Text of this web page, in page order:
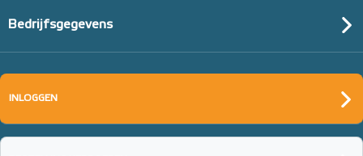
Bedrijfsgegevens
INLOGGEN